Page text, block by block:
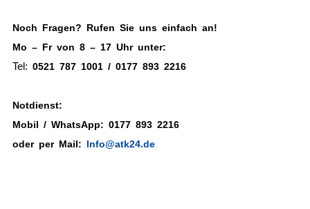
Noch Fragen? Rufen Sie uns einfach an!
Mo – Fr von 8 – 17 Uhr unter:
Tel: 0521 787 1001 / 0177 893 2216
Notdienst:
Mobil / WhatsApp: 0177 893 2216
oder per Mail: Info@atk24.de